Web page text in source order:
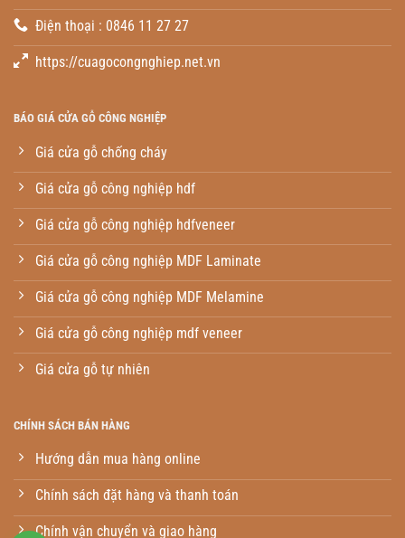
Điện thoại : 0846 11 27 27
https://cuagocongnghiep.net.vn
BÁO GIÁ CỬA GỖ CÔNG NGHIỆP
Giá cửa gỗ chống cháy
Giá cửa gỗ công nghiệp hdf
Giá cửa gỗ công nghiệp hdfveneer
Giá cửa gỗ công nghiệp MDF Laminate
Giá cửa gỗ công nghiệp MDF Melamine
Giá cửa gỗ công nghiệp mdf veneer
Giá cửa gỗ tự nhiên
CHÍNH SÁCH BÁN HÀNG
Hướng dẫn mua hàng online
Chính sách đặt hàng và thanh toán
Chính vận chuyển và giao hàng